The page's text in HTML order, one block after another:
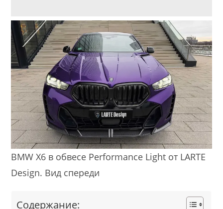
BMW X6 в обвесе Performance Light от LARTE
Design. Вид спереди
Содержание: